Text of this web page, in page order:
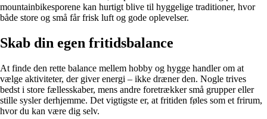
mountainbikesporene kan hurtigt blive til hyggelige traditioner, hvor
både store og små får frisk luft og gode oplevelser.
Skab din egen fritidsbalance
At finde den rette balance mellem hobby og hygge handler om at
vælge aktiviteter, der giver energi – ikke dræner den. Nogle trives
bedst i store fællesskaber, mens andre foretrækker små grupper eller
stille sysler derhjemme. Det vigtigste er, at fritiden føles som et frirum,
hvor du kan være dig selv.